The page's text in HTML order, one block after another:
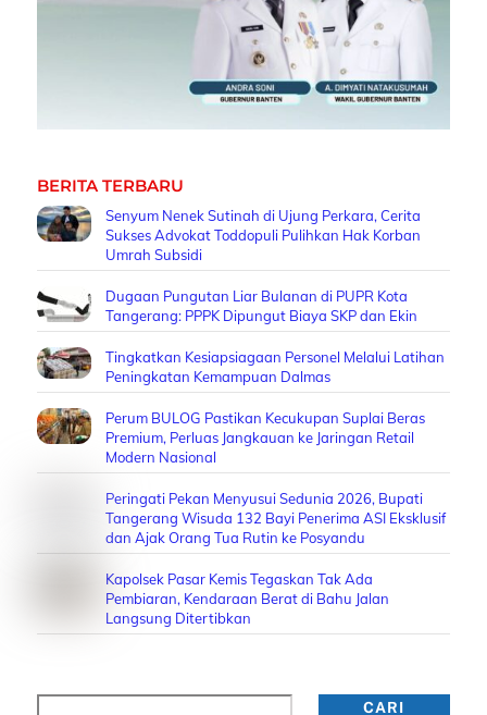
BERITA TERBARU
Senyum Nenek Sutinah di Ujung Perkara, Cerita
Sukses Advokat Toddopuli Pulihkan Hak Korban
Umrah Subsidi
Dugaan Pungutan Liar Bulanan di PUPR Kota
Tangerang: PPPK Dipungut Biaya SKP dan Ekin
Tingkatkan Kesiapsiagaan Personel Melalui Latihan
Peningkatan Kemampuan Dalmas
Perum BULOG Pastikan Kecukupan Suplai Beras
Premium, Perluas Jangkauan ke Jaringan Retail
Modern Nasional
Peringati Pekan Menyusui Sedunia 2026, Bupati
Tangerang Wisuda 132 Bayi Penerima ASI Eksklusif
dan Ajak Orang Tua Rutin ke Posyandu
Kapolsek Pasar Kemis Tegaskan Tak Ada
Pembiaran, Kendaraan Berat di Bahu Jalan
Langsung Ditertibkan
CARI